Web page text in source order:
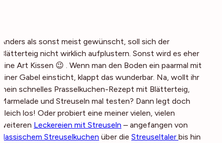
Anders als sonst meist gewünscht, soll sich der
Blätterteig nicht wirklich aufplustern. Sonst wird es eher
eine Art Kissen 😉 . Wenn man den Boden ein paarmal mit
einer Gabel einsticht, klappt das wunderbar. Na, wollt ihr
mein schnelles Prasselkuchen-Rezept mit Blätterteig,
Marmelade und Streuseln mal testen? Dann legt doch
gleich los! Oder probiert eine meiner vielen, vielen
weiteren Leckereien mit Streuseln – angefangen von
klassischem Streuselkuchen über die Streuseltaler bis hin